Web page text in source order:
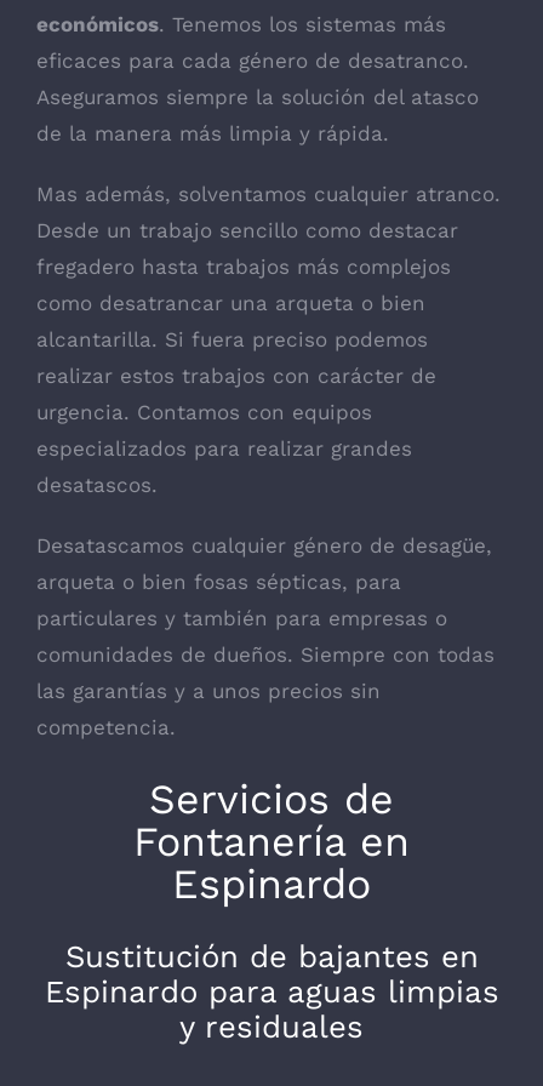
económicos. Tenemos los sistemas más
eficaces para cada género de desatranco.
Aseguramos siempre la solución del atasco
de la manera más limpia y rápida.
Mas además, solventamos cualquier atranco.
Desde un trabajo sencillo como destacar
fregadero hasta trabajos más complejos
como desatrancar una arqueta o bien
alcantarilla. Si fuera preciso podemos
realizar estos trabajos con carácter de
urgencia. Contamos con equipos
especializados para realizar grandes
desatascos.
Desatascamos cualquier género de desagüe,
arqueta o bien fosas sépticas, para
particulares y también para empresas o
comunidades de dueños. Siempre con todas
las garantías y a unos precios sin
competencia.
Servicios de
Fontanería en
Espinardo
Sustitución de bajantes en
Espinardo para aguas limpias
y residuales